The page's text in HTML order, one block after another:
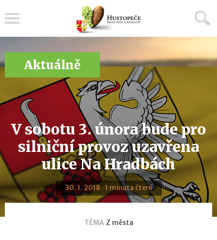
Aktuálně
V sobotu 3. února bude pro
silniční provoz uzavřena
ulice Na Hradbách
30. 1. 2018 · 1 minuta čtení
TÉMA Z města